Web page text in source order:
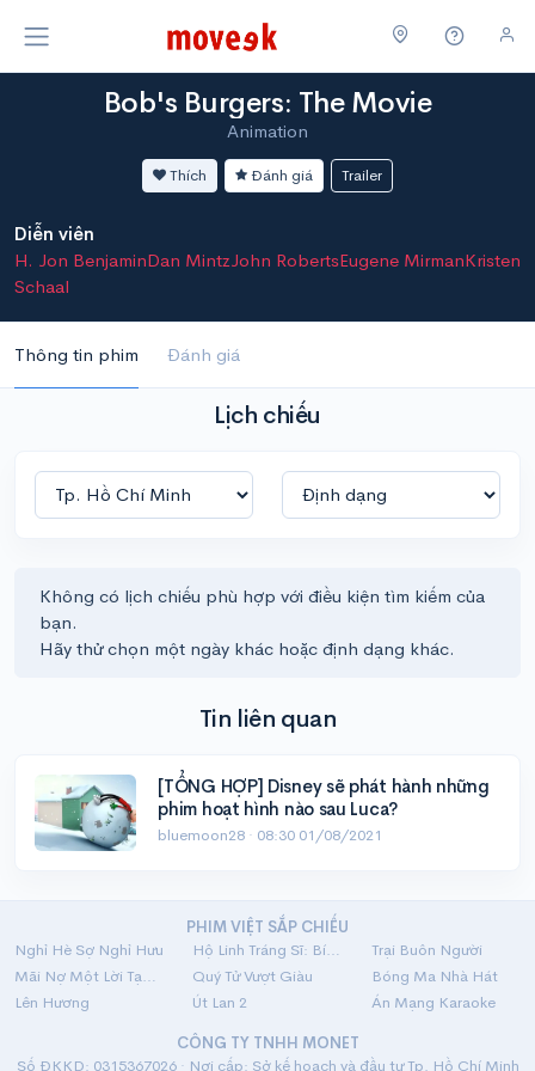
Bob's Burgers: The Movie
Animation
Thích Đánh giá Trailer
Diễn viên
H. Jon BenjaminDan MintzJohn RobertsEugene MirmanKristen
Schaal
Thông tin phim Đánh giá
Lịch chiếu
Không có lịch chiếu phù hợp với điều kiện tìm kiếm của
bạn.
Hãy thử chọn một ngày khác hoặc định dạng khác.
Tin liên quan
[TỔNG HỢP] Disney sẽ phát hành những
phim hoạt hình nào sau Luca?
bluemoon28 · 08:30 01/08/2021
PHIM VIỆT SẮP CHIẾU
Nghỉ Hè Sợ Nghỉ Hưu
Hộ Linh Tráng Sĩ: Bí Ẩn Mộ Vua Đinh
Trại Buôn Người
Mãi Nợ Một Lời Tạm Biệt
Quý Tử Vượt Giàu
Bóng Ma Nhà Hát
Lên Hương
Út Lan 2
Án Mạng Karaoke
CÔNG TY TNHH MONET
Số ĐKKD: 0315367026 · Nơi cấp: Sở kế hoạch và đầu tư Tp. Hồ Chí Minh